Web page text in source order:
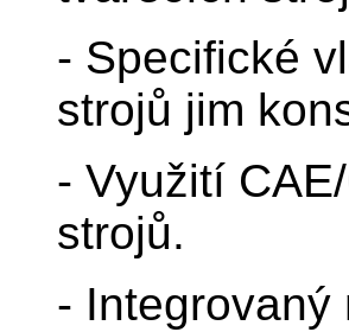
- Specifické
strojů jim
- Využití
strojů.
- Integrovaný